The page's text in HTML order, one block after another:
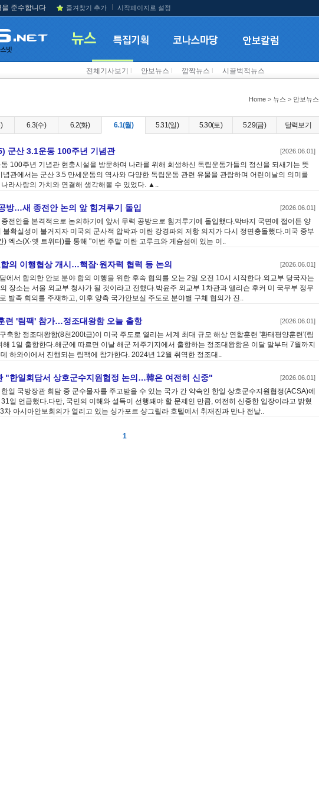
준수합니다 즐겨찾기 추가 시작페이지로 설정
전체기사보기 안보뉴스 깜짝뉴스 시끌벅적뉴스
Home > 뉴스 > 안보뉴스
6.3(수) 6.2(화) 6.1(월) 5.31(일) 5.30(토) 5.29(금) 달력보기
군산 3.1운동 100주년 기념관 [2026.06.01]
100주년 기념관 현충시설을 방문하며 나라를 위해 희생하신 독립운동가들의 정신을 되새기는 뜻
념관에서는 군산 3.5 만세운동의 역사와 다양한 독립운동 관련 유물을 관람하며 어린이날의 의미를
라사랑의 가치와 연결해 생각해볼 수 있었다. ▲..
방…새 종전안 논의 앞 힘겨루기 돌입 [2026.06.01]
전안을 본격적으로 논의하기에 앞서 무력 공방으로 힘겨루기에 돌입했다.막바지 국면에 접어든 양
불확실성이 불거지자 미국의 군사적 압박과 이란 강경파의 저항 의지가 다시 정면충돌했다.미국 중부
) 엑스(X·옛 트위터)를 통해 "이번 주말 이란 고루크와 게슘섬에 있는 이..
의 이행협상 개시…핵잠·원자력 협력 등 논의 [2026.06.01]
에서 합의한 안보 분야 합의 이행을 위한 후속 협의를 오는 2일 오전 10시 시작한다.외교부 당국자는
장소는 서울 외교부 청사가 될 것이라고 전했다.박윤주 외교부 1차관과 앨리슨 후커 미 국무부 정무
발족 회의를 주재하고, 이후 양측 국가안보실 주도로 분야별 구체 협의가 진..
련 '림팩' 참가…정조대왕함 오늘 출항 [2026.06.01]
축함 정조대왕함(8천200t급)이 미국 주도로 열리는 세계 최대 규모 해상 연합훈련 '환태평양훈련'(림
해 1일 출항한다.해군에 따르면 이날 해군 제주기지에서 출항하는 정조대왕함은 이달 말부터 7월까지
하와이에서 진행되는 림팩에 참가한다. 2024년 12월 취역한 정조대..
"한일회담서 상호군수지원협정 논의…韓은 여전히 신중" [2026.06.01]
일 국방장관 회담 중 군수물자를 주고받을 수 있는 국가 간 약속인 한일 상호군수지원협정(ACSA)에
일 언급했다.다만, 국민의 이해와 설득이 선행돼야 할 문제인 만큼, 여전히 신중한 입장이라고 밝혔
차 아시아안보회의가 열리고 있는 싱가포르 샹그릴라 호텔에서 취재진과 만나 전날..
1